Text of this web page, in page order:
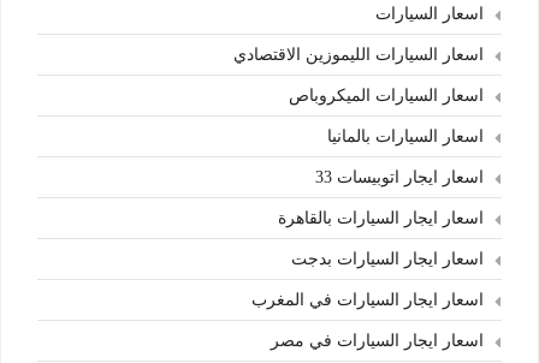
اسعار السيارات
اسعار السيارات الليموزين الاقتصادي
اسعار السيارات الميكروباص
اسعار السيارات بالمانيا
اسعار ايجار اتوبيسات 33
اسعار ايجار السيارات بالقاهرة
اسعار ايجار السيارات بدجت
اسعار ايجار السيارات في المغرب
اسعار ايجار السيارات في مصر